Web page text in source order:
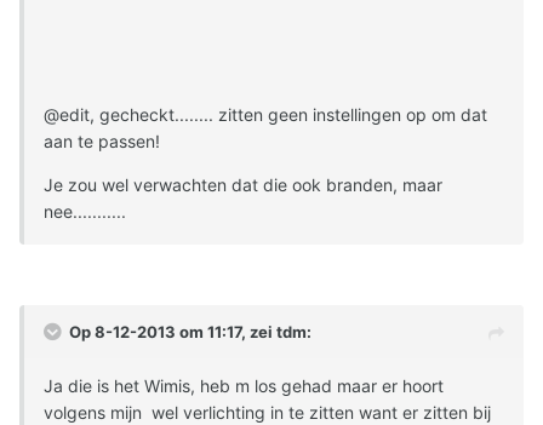
@edit, gecheckt........ zitten geen instellingen op om dat
aan te passen!
Je zou wel verwachten dat die ook branden, maar
nee...........
Op 8-12-2013 om 11:17, zei tdm:
Ja die is het Wimis, heb m los gehad maar er hoort
volgens mijn wel verlichting in te zitten want er zitten bij